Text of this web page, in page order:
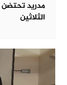
مدريد تحتضن
الثلاثين